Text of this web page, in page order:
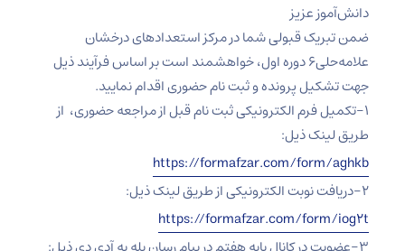
دانش‌آموز عزیز
ضمن تبریک قبولی شما در مرکز استعدادهای درخشان
علامه‌حلی۶ دوره اول، خواهشمند است بر اساس فرآیند ذیل
جهت تشکیل پرونده و ثبت نام حضوری اقدام نمایید.
۱-تکمیل فرم الکترونیکی ثبت نام قبل از مراجعه حضوری، از
طریق لینک ذیل:
https://formafzar.com/form/aghkb
۲-دریافت نوبت الکترونیکی از طریق لینک ذیل:
https://formafzar.com/form/iog۲t